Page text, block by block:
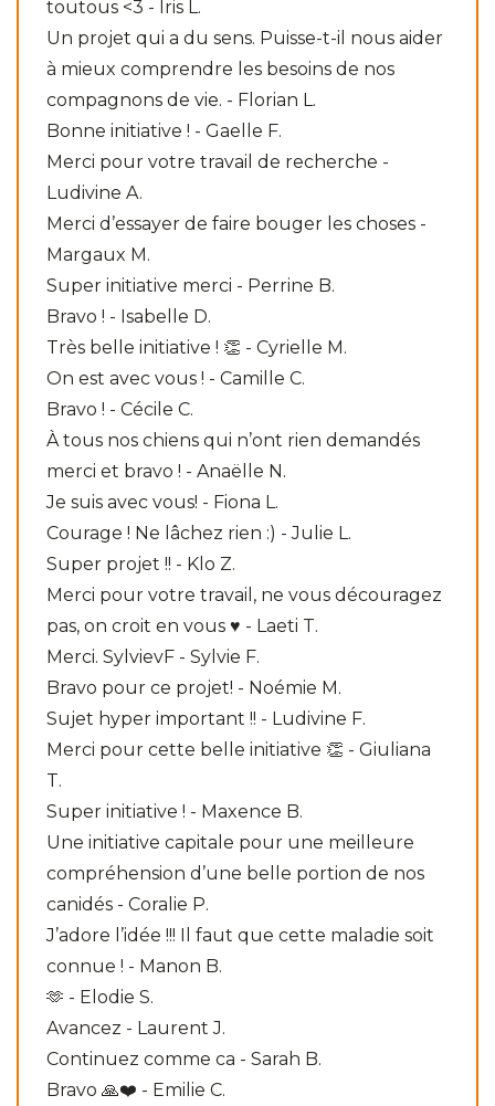
toutous <3 - Iris L.
Un projet qui a du sens. Puisse-t-il nous aider
à mieux comprendre les besoins de nos
compagnons de vie. - Florian L.
Bonne initiative ! - Gaelle F.
Merci pour votre travail de recherche -
Ludivine A.
Merci d’essayer de faire bouger les choses -
Margaux M.
Super initiative merci - Perrine B.
Bravo ! - Isabelle D.
Très belle initiative ! 👏 - Cyrielle M.
On est avec vous ! - Camille C.
Bravo ! - Cécile C.
À tous nos chiens qui n’ont rien demandés
merci et bravo ! - Anaëlle N.
Je suis avec vous! - Fiona L.
Courage ! Ne lâchez rien :) - Julie L.
Super projet !! - Klo Z.
Merci pour votre travail, ne vous découragez
pas, on croit en vous ♥️ - Laeti T.
Merci. SylvievF - Sylvie F.
Bravo pour ce projet! - Noémie M.
Sujet hyper important !! - Ludivine F.
Merci pour cette belle initiative 👏 - Giuliana
T.
Super initiative ! - Maxence B.
Une initiative capitale pour une meilleure
compréhension d’une belle portion de nos
canidés - Coralie P.
J’adore l’idée !!! Il faut que cette maladie soit
connue ! - Manon B.
🫶 - Elodie S.
Avancez - Laurent J.
Continuez comme ca - Sarah B.
Bravo 🙏❤️ - Emilie C.